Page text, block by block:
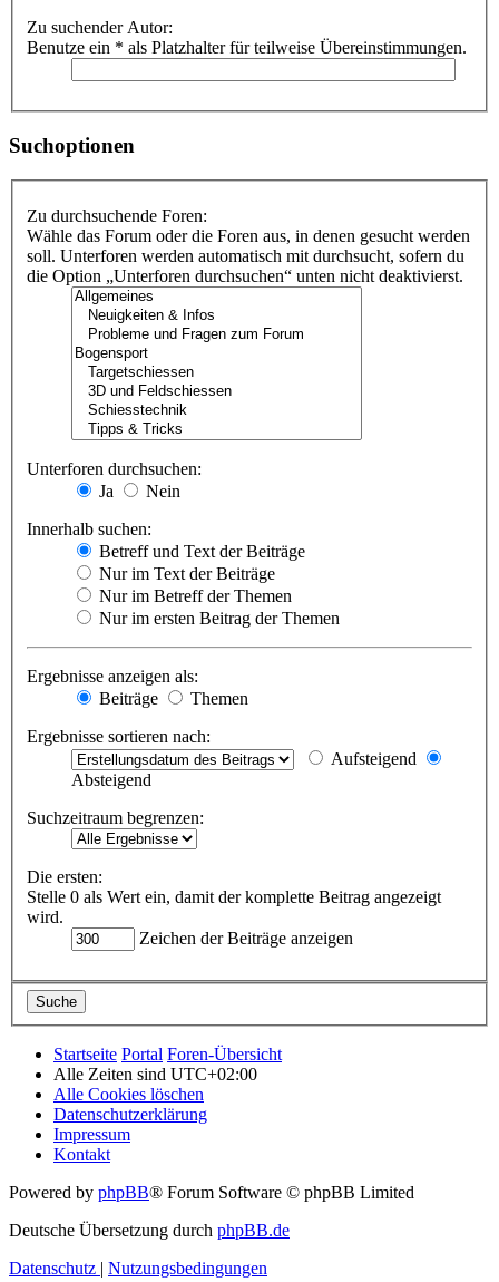
Zu suchender Autor:
Benutze ein * als Platzhalter für teilweise Übereinstimmungen.
Suchoptionen
Zu durchsuchende Foren:
Wähle das Forum oder die Foren aus, in denen gesucht werden
soll. Unterforen werden automatisch mit durchsucht, sofern du
die Option „Unterforen durchsuchen“ unten nicht deaktivierst.
Unterforen durchsuchen:
Ja
Nein
Innerhalb suchen:
Betreff und Text der Beiträge
Nur im Text der Beiträge
Nur im Betreff der Themen
Nur im ersten Beitrag der Themen
Ergebnisse anzeigen als:
Beiträge
Themen
Ergebnisse sortieren nach:
Aufsteigend
Absteigend
Suchzeitraum begrenzen:
Die ersten:
Stelle 0 als Wert ein, damit der komplette Beitrag angezeigt
wird.
Zeichen der Beiträge anzeigen
Startseite Portal Foren-Übersicht
Alle Zeiten sind UTC+02:00
Alle Cookies löschen
Datenschutzerklärung
Impressum
Kontakt
Powered by phpBB® Forum Software © phpBB Limited
Deutsche Übersetzung durch phpBB.de
Datenschutz | Nutzungsbedingungen